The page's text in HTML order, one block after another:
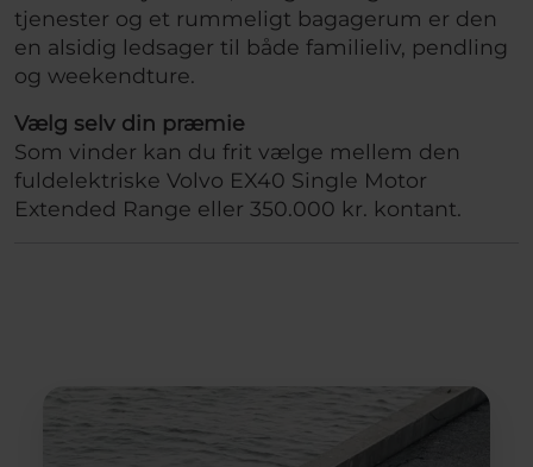
tjenester og et rummeligt bagagerum er den
en alsidig ledsager til både familieliv, pendling
og weekendture.
Vælg selv din præmie
Som vinder kan du frit vælge mellem den
fuldelektriske Volvo EX40 Single Motor
Extended Range eller 350.000 kr. kontant.